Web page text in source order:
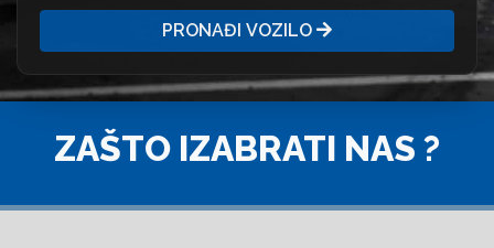
PRONAĐI VOZILO
ZAŠTO IZABRATI NAS ?